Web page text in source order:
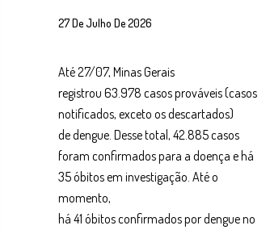
27 De Julho De 2026
Até 27/07, Minas Gerais
registrou 63.978 casos prováveis (casos
notificados, exceto os descartados)
de dengue. Desse total, 42.885 casos
foram confirmados para a doença e há
35 óbitos em investigação. Até o
momento,
há 41 óbitos confirmados por dengue no